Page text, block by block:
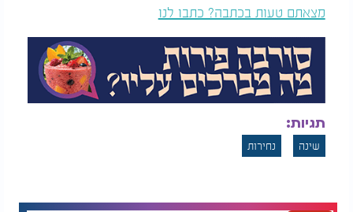
שינוי תנוחת השינה:
אם אתם נוטים לישון על הגב, נסו לעבור לשינה על הצד.
שינה על הצד מפחיתה את הסיכוי שהלשון תיפול אחורה
ותגרום לחסימה בדרכי הנשימה.
המלצות נוספות
מצאתם טעות בכתבה? כתבו לנו
תגיות:
שינה נחירות